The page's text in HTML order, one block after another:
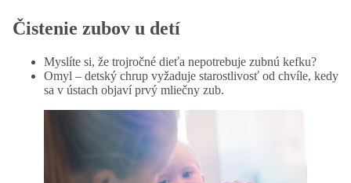
Čistenie zubov u detí
Myslíte si, že trojročné dieťa nepotrebuje zubnú kefku?
Omyl – detský chrup vyžaduje starostlivosť od chvíle, kedy
sa v ústach objaví prvý mliečny zub.